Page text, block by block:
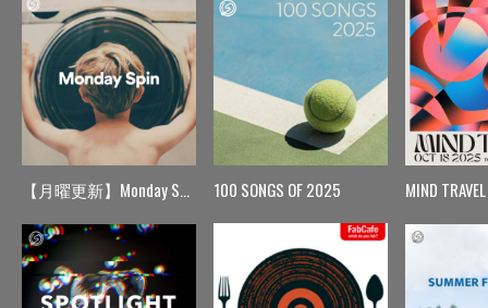
【月曜更新】Monday Spin 100 SONGS OF 2025 MIND TRAVEL